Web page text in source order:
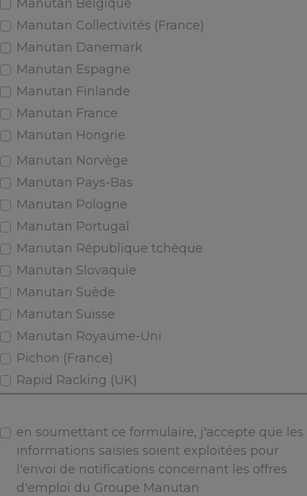
Manutan Belgique
Manutan Collectivités (France)
Manutan Danemark
Manutan Espagne
Manutan Finlande
Manutan France
Manutan Hongrie
Manutan Norvège
Manutan Pays-Bas
Manutan Pologne
Manutan Portugal
Manutan République tchèque
Manutan Slovaquie
Manutan Suède
Manutan Suisse
Manutan Royaume-Uni
Pichon (France)
Rapid Racking (UK)
en soumettant ce formulaire, j'accepte que les
informations saisies soient exploitées pour
l'envoi de notifications concernant les offres
d'emploi du Groupe Manutan